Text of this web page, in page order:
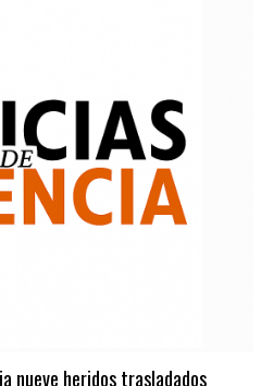
nueve heridos trasladados